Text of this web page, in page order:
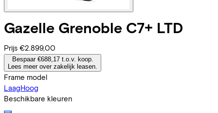
Gazelle Grenoble C7+ LTD
Prijs €2.899,00
Bespaar €688,17 t.o.v. koop.
Lees meer over zakelijk leasen.
Frame model
LaagHoog
Beschikbare kleuren